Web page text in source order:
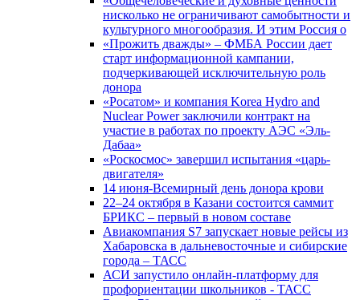
нисколько не ограничивают самобытности и
культурного многообразия. И этим Россия о
«Прожить дважды» – ФМБА России дает
старт информационной кампании,
подчеркивающей исключительную роль
донора
«Росатом» и компания Korea Hydro and
Nuclear Power заключили контракт на
участие в работах по проекту АЭС «Эль-
Дабаа»
«Роскосмос» завершил испытания «царь-
двигателя»
14 июня-Всемирный день донора крови
22–24 октября в Казани состоится саммит
БРИКС – первый в новом составе
Авиакомпания S7 запускает новые рейсы из
Хабаровска в дальневосточные и сибирские
города – ТАСС
АСИ запустило онлайн-платформу для
профориентации школьников - ТАСС